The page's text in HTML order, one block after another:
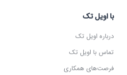
با اویل تک
درباره اویل تک
تماس با اویل تک
فرصت‌های همکاری